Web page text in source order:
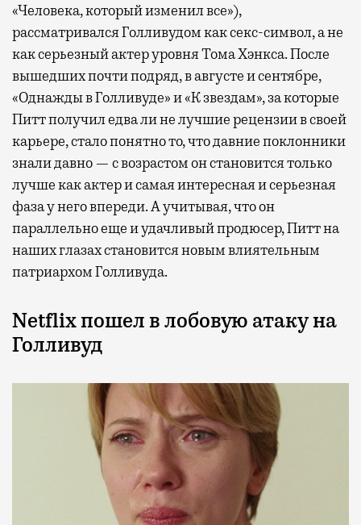
«Человека, который изменил все»),
рассматривался Голливудом как секс-символ, а не
как серьезный актер уровня Тома Хэнкса. После
вышедших почти подряд, в августе и сентябре,
«Однажды в Голливуде» и «К звездам», за которые
Питт получил едва ли не лучшие рецензии в своей
карьере, стало понятно то, что давние поклонники
знали давно — с возрастом он становится только
лучше как актер и самая интересная и серьезная
фаза у него впереди. А учитывая, что он
параллельно еще и удачливый продюсер, Питт на
наших глазах становится новым влиятельным
патриархом Голливуда.
Netflix пошел в лобовую атаку на
Голливуд